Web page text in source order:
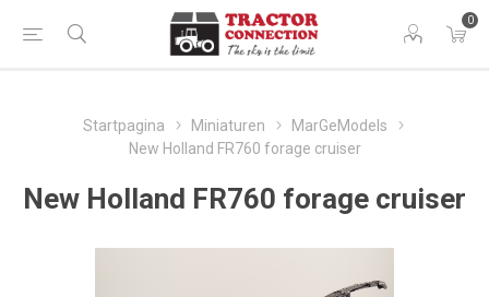
0
Startpagina Miniaturen
MarGeModels
New Holland FR760 forage cruiser
New Holland FR760 forage cruiser